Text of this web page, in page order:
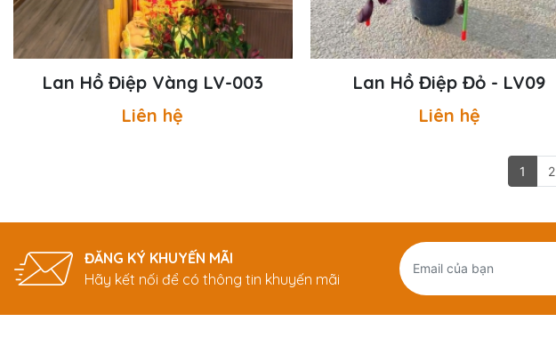
Lan Hồ Điệp Vàng LV-003
Liên hệ
Lan Hồ Điệp Đỏ - LV09
Liên hệ
1 2
ĐĂNG KÝ KHUYẾN MÃI
Hãy kết nối để có thông tin khuyến mãi